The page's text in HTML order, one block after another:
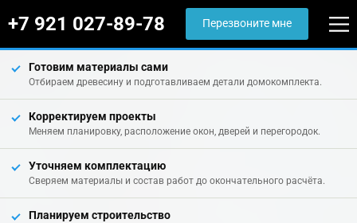
+7 921 027-89-78 Перезвоните мне
Готовим материалы сами
Отбираем древесину и подготавливаем детали домокомплекта.
Корректируем проекты
Меняем планировку, расположение окон, дверей и перегородок.
Уточняем комплектацию
Сверяем материалы и состав работ до окончательного расчёта.
Планируем строительство